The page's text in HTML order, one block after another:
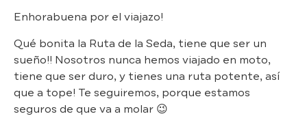
Enhorabuena por el viajazo!
Qué bonita la Ruta de la Seda, tiene que ser un
sueño!! Nosotros nunca hemos viajado en moto,
tiene que ser duro, y tienes una ruta potente, así
que a tope! Te seguiremos, porque estamos
seguros de que va a molar 😉